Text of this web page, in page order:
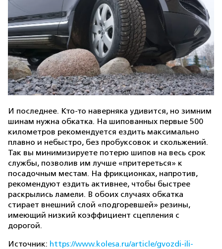
И последнее. Кто-то наверняка удивится, но зимним
шинам нужна обкатка. На шипованных первые 500
километров рекомендуется ездить максимально
плавно и небыстро, без пробуксовок и скольжений.
Так вы минимизируете потерю шипов на весь срок
службы, позволив им лучше «притереться» к
посадочным местам. На фрикционках, напротив,
рекомендуют ездить активнее, чтобы быстрее
раскрылись ламели. В обоих случаях обкатка
стирает внешний слой «подгоревшей» резины,
имеющий низкий коэффициент сцепления с
дорогой.
Источник: https://www.kolesa.ru/article/gvozdi-ili-